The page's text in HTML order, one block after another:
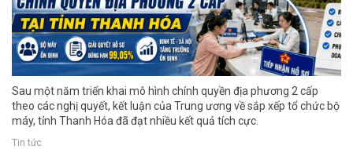
Sau một năm triển khai mô hình chính quyền địa phương 2 cấp
theo các nghị quyết, kết luận của Trung ương về sắp xếp tổ chức bộ
máy, tỉnh Thanh Hóa đã đạt nhiều kết quả tích cực.
Tin tức